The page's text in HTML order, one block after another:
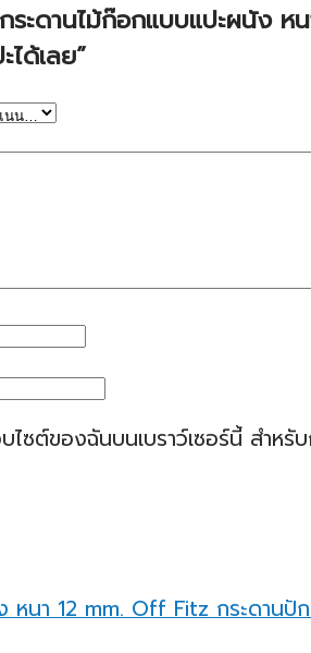
ระดานไม้ก๊อกแบบแปะผนัง
ด้เลย”
ไซต์ของฉันบนเบราว์เซอร์นี้ สำหรั